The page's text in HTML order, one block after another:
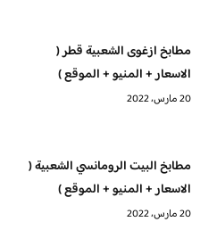
مطابخ ازغوى الشعبية قطر (
الاسعار + المنيو + الموقع )
20 مارس، 2022
مطابخ البيت الرومانسي الشعبية (
الاسعار + المنيو + الموقع )
20 مارس، 2022